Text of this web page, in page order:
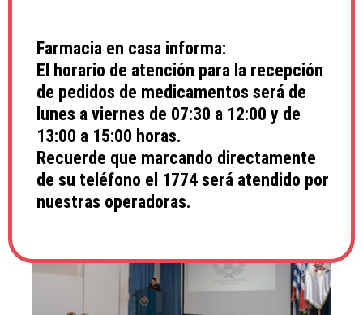
Farmacia en casa informa:
El horario de atención para la recepción
de pedidos de medicamentos será de
lunes a viernes de 07:30 a 12:00 y de
13:00 a 15:00 horas.
Recuerde que marcando directamente
de su teléfono el 1774 será atendido por
nuestras operadoras.
Aniversario del Hospital Central de las
Fuerzas Armadas: 118 años al servicio
de la salud y de la Familia Militar
NOTICIA